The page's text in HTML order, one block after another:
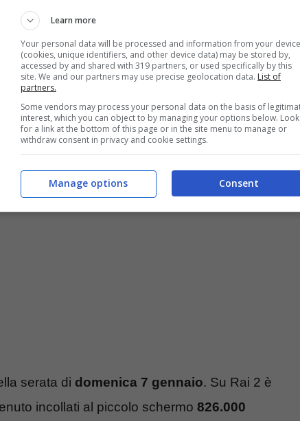
serata di domenica 7 gennaio. Su Rai 2 è
incollati al piccolo schermo 826.000
Learn more
Your personal data will be processed and information from your device
(cookies, unique identifiers, and other device data) may be stored by,
accessed by and shared with 319 partners, or used specifically by this
site. We and our partners may use precise geolocation data. List of
partners.
Some vendors may process your personal data on the basis of
interest, which you can object to by managing your options below. Look
for a link at the bottom of this page or in the site menu to manage or
withdraw consent in privacy and cookie settings.
Consent
Manage options